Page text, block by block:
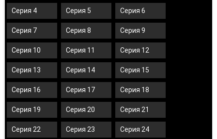
Серия 4 Серия 5 Серия 6
Серия 7 Серия 8 Серия 9
Серия 10 Серия 11 Серия 12
Серия 13 Серия 14 Серия 15
Серия 16 Серия 17 Серия 18
Серия 19 Серия 20 Серия 21
Серия 22 Серия 23 Серия 24